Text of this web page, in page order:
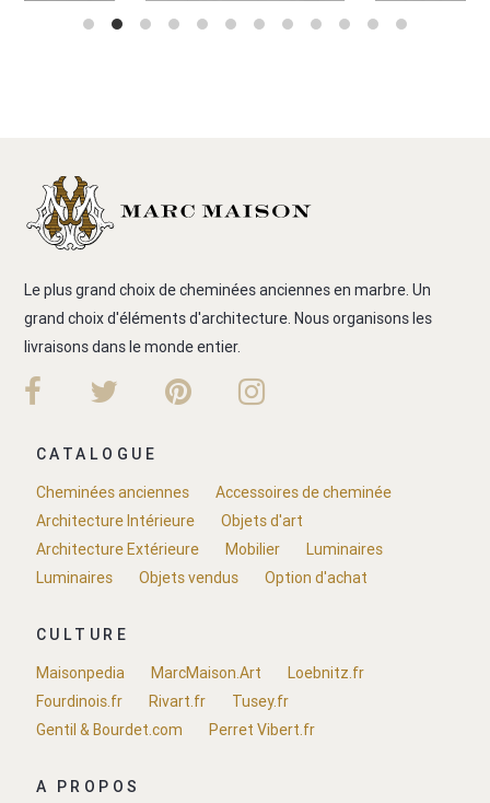
Le plus grand choix de cheminées anciennes en marbre. Un
grand choix d'éléments d'architecture. Nous organisons les
livraisons dans le monde entier.
CATALOGUE
Cheminées anciennes
Accessoires de cheminée
Architecture Intérieure
Objets d'art
Architecture Extérieure
Mobilier
Luminaires
Luminaires
Objets vendus Option d'achat
CULTURE
Maisonpedia
MarcMaison.Art
Loebnitz.fr
Fourdinois.fr
Rivart.fr
Tusey.fr
Gentil & Bourdet.com
Perret Vibert.fr
A PROPOS